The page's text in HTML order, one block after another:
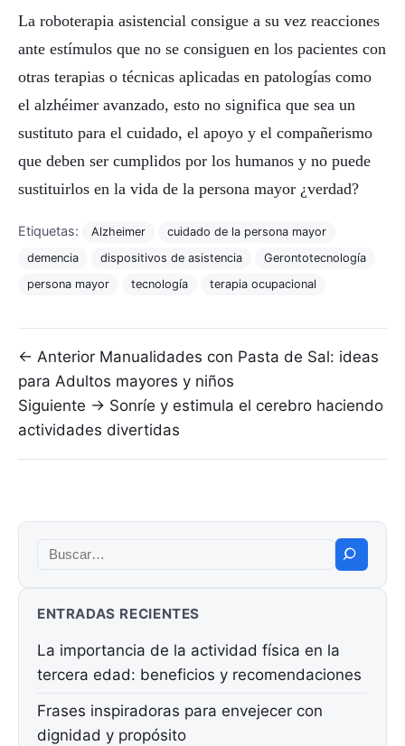
La roboterapia asistencial consigue a su vez reacciones
ante estímulos que no se consiguen en los pacientes con
otras terapias o técnicas aplicadas en patologías como
el alzhéimer avanzado, esto no significa que sea un
sustituto para el cuidado, el apoyo y el compañerismo
que deben ser cumplidos por los humanos y no puede
sustituirlos en la vida de la persona mayor ¿verdad?
Etiquetas: Alzheimer
cuidado de la persona mayor
demencia
dispositivos de asistencia
Gerontotecnología
persona mayor
tecnología terapia ocupacional
Navegación de entradas
← Anterior Manualidades con Pasta de Sal: ideas
para Adultos mayores y niños
Siguiente → Sonríe y estimula el cerebro haciendo
actividades divertidas
Buscar:
ENTRADAS RECIENTES
La importancia de la actividad física en la
tercera edad: beneficios y recomendaciones
Frases inspiradoras para envejecer con
dignidad y propósito